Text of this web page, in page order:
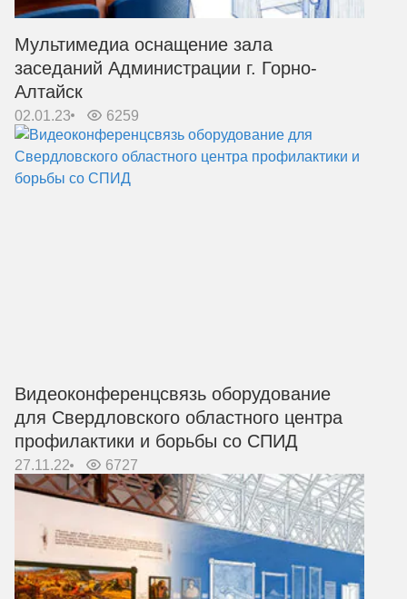
Мультимедиа оснащение зала
заседаний Администрации г. Горно-
Алтайск
02.01.23 6259
Видеоконференцсвязь оборудование
для Свердловского областного центра
профилактики и борьбы со СПИД
27.11.22 6727